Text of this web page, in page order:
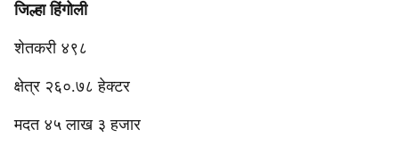
जिल्हा हिंगोली
शेतकरी ४९८
क्षेत्र २६०.७८ हेक्टर
मदत ४५ लाख ३ हजार